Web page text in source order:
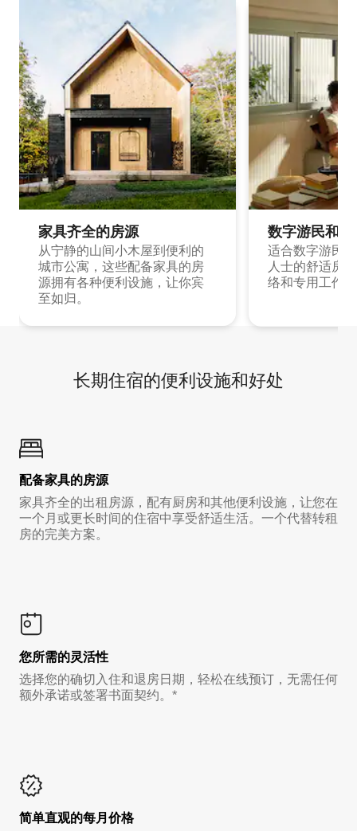
家具齐全的房源
从宁静的山间小木屋到便利的
城市公寓，这些配备家具的房
源拥有各种便利设施，让你宾
至如归。
数字游民和
适合数字游民
人士的舒适房
络和专用工作
长期住宿的便利设施和好处
配备家具的房源
家具齐全的出租房源，配有厨房和其他便利设施，让您在
一个月或更长时间的住宿中享受舒适生活。一个代替转租
房的完美方案。
您所需的灵活性
选择您的确切入住和退房日期，轻松在线预订，无需任何
额外承诺或签署书面契约。*
简单直观的每月价格